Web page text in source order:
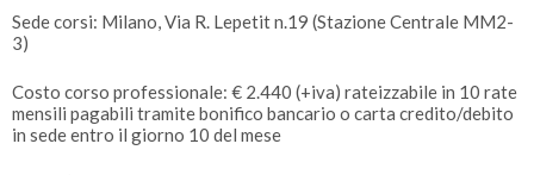
Sede corsi: Milano, Via R. Lepetit n.19 (Stazione Centrale MM2-
3)
Costo corso professionale: € 2.440 (+iva) rateizzabile in 10 rate
mensili pagabili tramite bonifico bancario o carta credito/debito
in sede entro il giorno 10 del mese